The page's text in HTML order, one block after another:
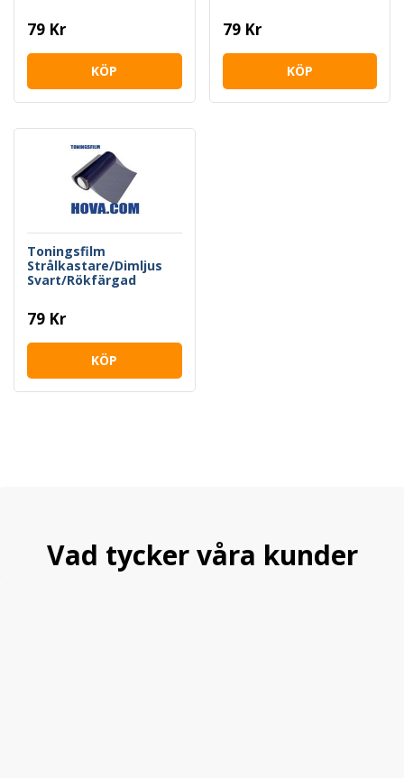
79 Kr
KÖP
79 Kr
KÖP
Toningsfilm
Strålkastare/Dimljus
Svart/Rökfärgad
79 Kr
KÖP
Vad tycker våra kunder